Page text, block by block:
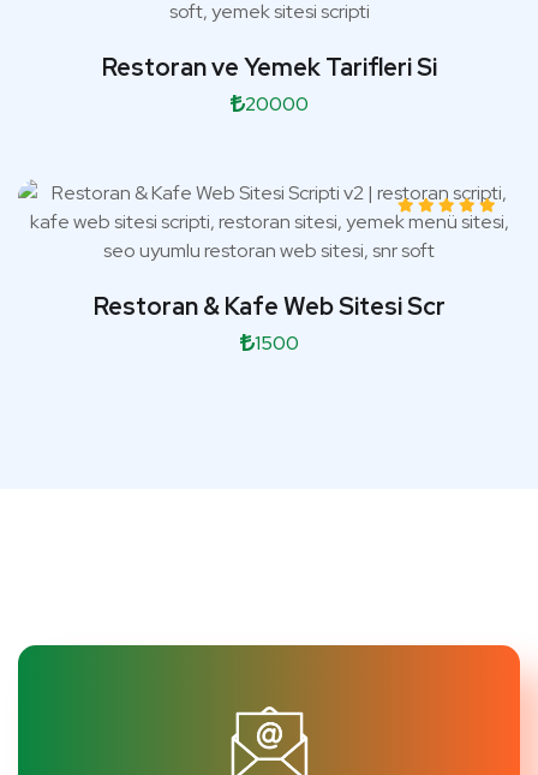
Restoran ve Yemek Tarifleri Si
20000
Restoran & Kafe Web Sitesi Scr
1500